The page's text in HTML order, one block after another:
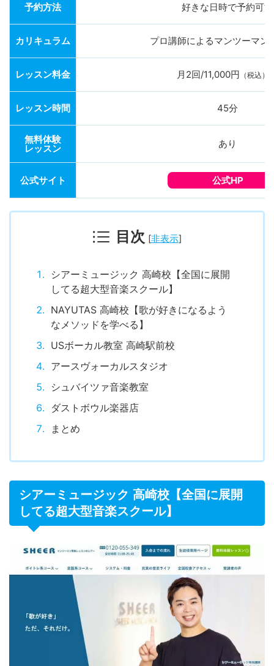
予約方法 好きな日時で予約可能
カリキュラム プロ講師によるマンツーマン
レッスン料金 月2回/11,000円 （税込）
レッスン時間 45分
無料体験
レッスン あり
公式サイト 公式HP
目次 [非表示]
シアーミュージック 高崎校【全国に展開
してる超大型音楽スクール】
NAYUTAS 高崎校【歌が好きになるよう
なメソッドを学べる】
USボーカル教室 高崎駅前校
アースヴォーカルスタジオ
シュバイツァ音楽教室
ダストボウル楽器店
まとめ
シアーミュージック 高崎校【全国に展開
してる超大型音楽スクール】